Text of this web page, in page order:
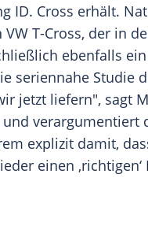
ID. Cross erhält.
T-Cross, der in
ebenfalls ein
seriennahe Studie
jetzt liefern", sagt
und verargumentiert
explizit damit,
einen ‚richtigen‘